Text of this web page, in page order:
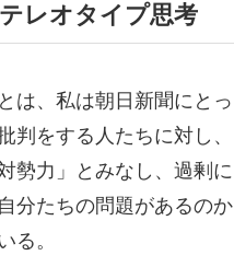
レオタイプ思考
は、私は朝日新聞にとっ
をする人たちに対し、
勢力」とみなし、過剰に
分たちの問題があるのか
る。